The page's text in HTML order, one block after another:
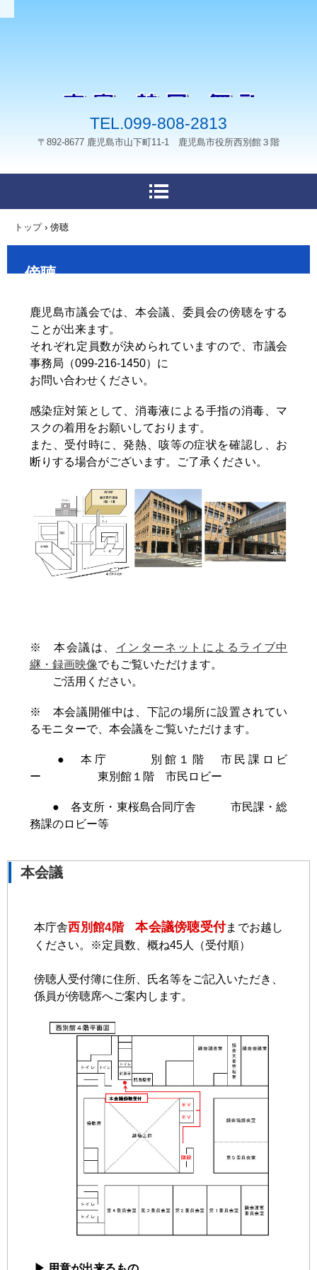
TEL.099-808-2813
〒892-8677 鹿児島市山下町11-1 鹿児島市役所西別館３階
トップ › 傍聴
傍聴
鹿児島市議会では、本会議、委員会の傍聴をする
ことが出来ます。
それぞれ定員数が決められていますので、市議会
事務局（099-216-1450）に
お問い合わせください。
感染症対策として、消毒液による手指の消毒、マ
スクの着用をお願いしております。
また、受付時に、発熱、咳等の症状を確認し、お
断りする場合がございます。ご了承ください。
※ 本会議は、 インターネットによるライブ中
継・録画映像でもご覧いただけます。
ご活用ください。
※ 本会議開催中は、下記の場所に設置されてい
るモニターで、本会議をご覧いただけます。
● 本庁 別館１階 市民課ロビ
ー 東別館１階 市民ロビー
● 各支所・東桜島合同庁舎 市民課・総
務課のロビー等
本会議
本庁舎西別館4階 本会議傍聴受付までお越し
ください。※定員数、概ね45人（受付順）
傍聴人受付簿に住所、氏名等をご記入いただき、
係員が傍聴席へご案内します。